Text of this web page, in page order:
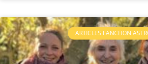
ARTICLES FANCHON